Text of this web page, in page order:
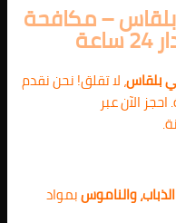
– مكافحة
بلقاس، لا تقلق! نحن نقدم
الآن عبر
والناموسبمواد